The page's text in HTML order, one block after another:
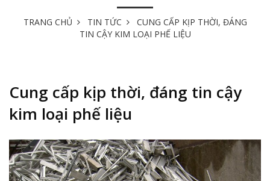
TRANG CHỦ TIN TỨC
CUNG CẤP KỊP THỜI, ĐÁNG
TIN CẬY KIM LOẠI PHẾ LIỆU
Cung cấp kịp thời, đáng tin cậy
kim loại phế liệu